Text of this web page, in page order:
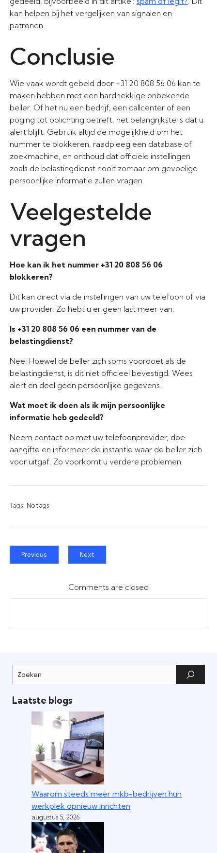
kan helpen bij het vergelijken van signalen en
patronen.
Conclusie
Wie vaak wordt gebeld door +31 20 808 56 06 kan te
maken hebben met een hardnekkige onbekende
beller. Of het nu een bedrijf, een callcenter of een
poging tot oplichting betreft, het belangrijkste is dat u
alert blijft. Gebruik altijd de mogelijkheid om het
nummer te blokkeren, raadpleeg een database of
zoekmachine, en onthoud dat officiële instellingen
zoals de belastingdienst nooit zomaar om gevoelige
persoonlijke informatie zullen vragen.
Veelgestelde
vragen
Hoe kan ik het nummer +31 20 808 56 06
blokkeren?
Dit kan direct via de instellingen van uw telefoon of via
uw provider. Zo hebt u er geen last meer van.
Is +31 20 808 56 06 een nummer van de
belastingdienst?
Nee. Hoewel de beller zich soms voordoet als de
belastingdienst, is dit niet officieel bevestigd. Wees
alert en deel geen persoonlijke gegevens.
Wat moet ik doen als ik mijn persoonlijke
informatie heb gedeeld?
Neem contact op met uw telefoonprovider, doe
aangifte en informeer de instantie waar de beller zich
voor uitgaf. Zo voorkomt u verdere problemen.
Tags: No tags
Previous Next
Comments are closed
Laatste blogs
Waarom steeds meer mkb-bedrijven hun
werkplek opnieuw inrichten
augustus 5, 2026